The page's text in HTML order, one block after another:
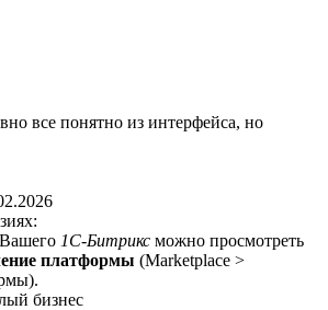
все понятно из интерфейса, но
Вашего 1С-Битрикс можно просмотреть
платформы (Marketplace >
).
бизнес